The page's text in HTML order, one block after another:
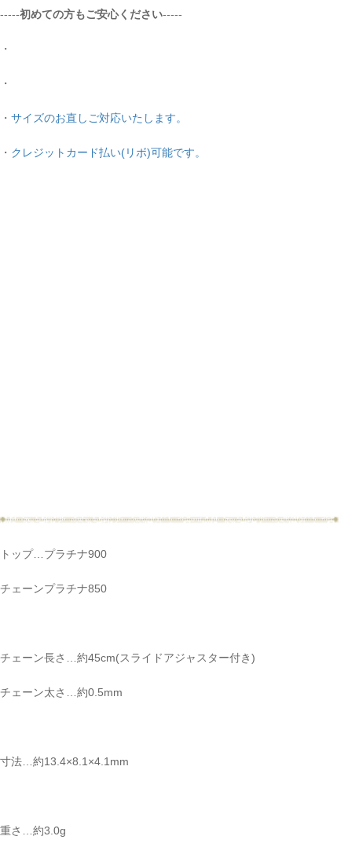
-----初めての方もご安心ください-----
・
・
・ サイズのお直しご対応いたします。
・ クレジットカード払い(リボ)可能です。
トップ…プラチナ900
チェーンプラチナ850
チェーン長さ…約45cm(スライドアジャスター付き)
チェーン太さ…約0.5mm
寸法…約13.4×8.1×4.1mm
重さ…約3.0g
ご注文手続き